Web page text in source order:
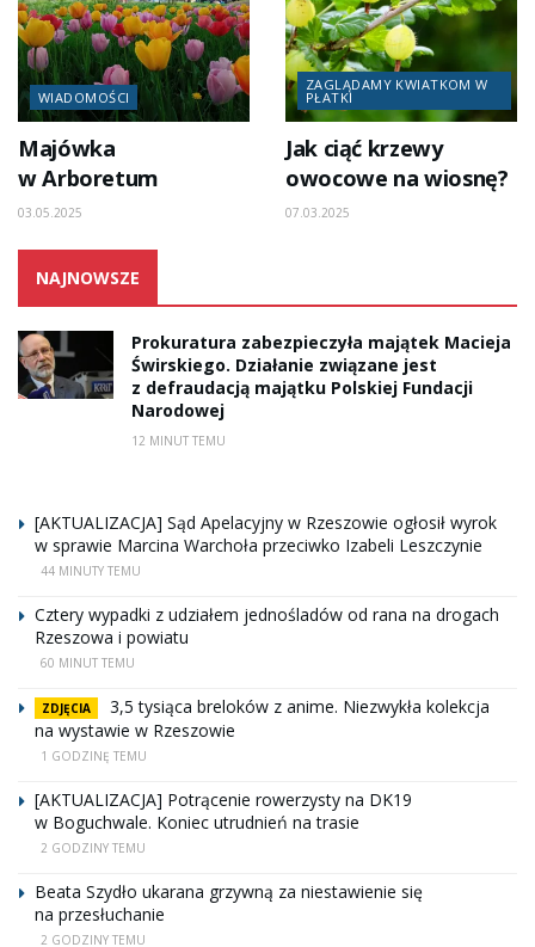
WIADOMOŚCI
Majówka
w Arboretum
03.05.2025
ZAGLĄDAMY KWIATKOM W
PŁATKI
Jak ciąć krzewy
owocowe na wiosnę?
07.03.2025
NAJNOWSZE
Prokuratura zabezpieczyła majątek Macieja
Świrskiego. Działanie związane jest
z defraudacją majątku Polskiej Fundacji
Narodowej
12 MINUT TEMU
[AKTUALIZACJA] Sąd Apelacyjny w Rzeszowie ogłosił wyrok
w sprawie Marcina Warchoła przeciwko Izabeli Leszczynie
44 MINUTY TEMU
Cztery wypadki z udziałem jednośladów od rana na drogach
Rzeszowa i powiatu
60 MINUT TEMU
ZDJĘCIA
3,5 tysiąca breloków z anime. Niezwykła kolekcja
na wystawie w Rzeszowie
1 GODZINĘ TEMU
[AKTUALIZACJA] Potrącenie rowerzysty na DK19
w Boguchwale. Koniec utrudnień na trasie
2 GODZINY TEMU
Beata Szydło ukarana grzywną za niestawienie się
na przesłuchanie
2 GODZINY TEMU